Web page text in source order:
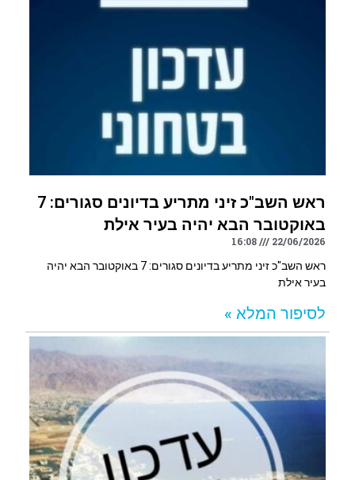
ראש השב"כ זיני מתריע בדיונים סגורים: 7
באוקטובר הבא יהיה בעיר אילת
22/06/2026
16:08
ראש השב"כ זיני מתריע בדיונים סגורים: 7 באוקטובר הבא יהיה
בעיר אילת
לסיפור המלא »